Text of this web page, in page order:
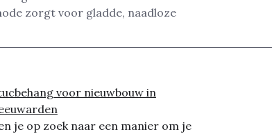
zorgt voor gladde, naadloze
voor nieuwbouw in
je op zoek naar een manier om je